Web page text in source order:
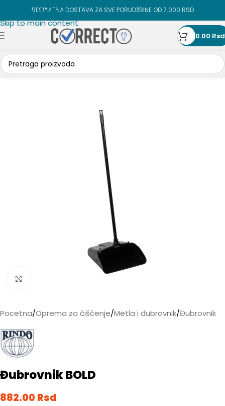
Skip to navigation
Skip to main content
BESPLATNA DOSTAVA ZA SVE PORUDŽBINE OD 7.000 RSD
0.00 Rsd
Pocetna/Oprema za čišćenje/Metla i đubrovnik/Đubrovnik
Đubrovnik BOLD
882.00 Rsd